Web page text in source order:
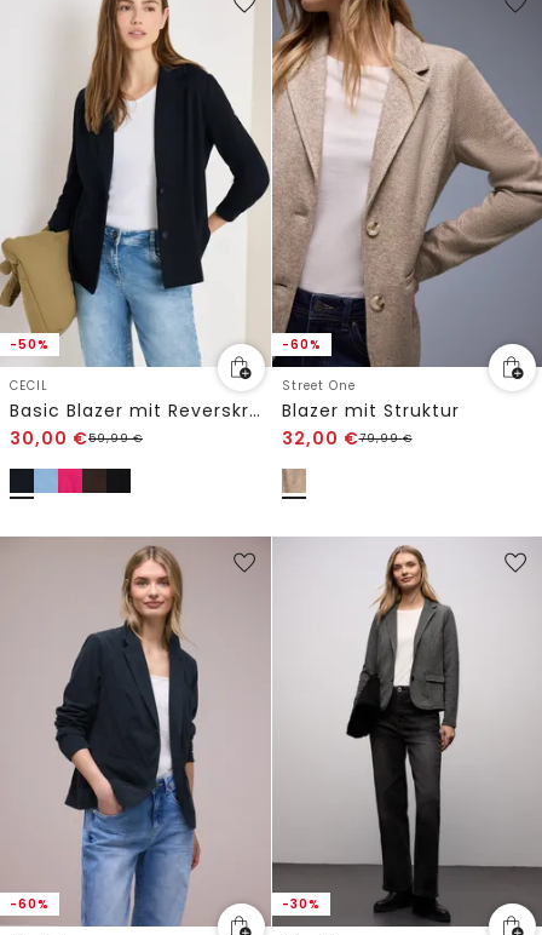
-50%
CECIL
Basic Blazer mit Reverskragen
30,00 €59,99€
-60%
Street One
Blazer mit Struktur
32,00 €79,99€
-60% -30%